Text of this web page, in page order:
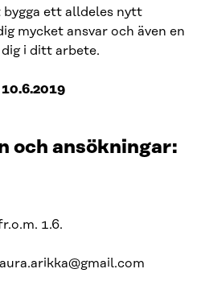
ett alldeles nytt
mycket ansvar och även en
i ditt arbete.
10.6.2019
och ansökningar:
1.6.